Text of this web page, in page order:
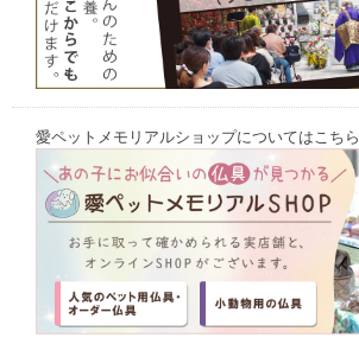
愛ペットメモリアルショップについてはこちら